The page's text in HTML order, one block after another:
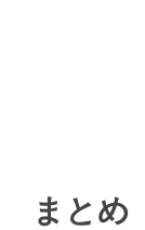
まとめ